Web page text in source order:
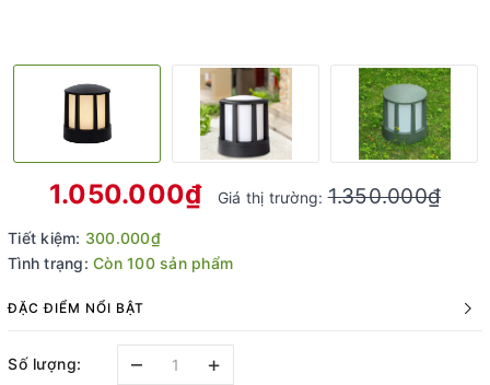
1.050.000₫ Giá thị trường:1.350.000₫
Tiết kiệm: 300.000₫
Tình trạng: Còn 100 sản phẩm
ĐẶC ĐIỂM NỔI BẬT
Số lượng: – +